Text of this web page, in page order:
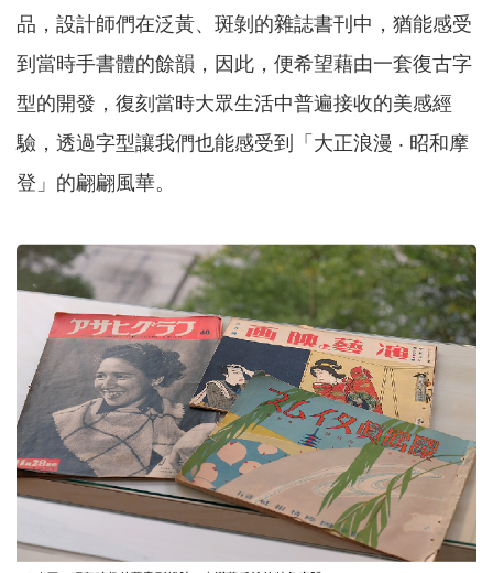
品，設計師們在泛黃、斑剝的雜誌書刊中，猶能感受
到當時手書體的餘韻，因此，便希望藉由一套復古字
型的開發，復刻當時大眾生活中普遍接收的美感經
驗，透過字型讓我們也能感受到「大正浪漫 ‧ 昭和摩
登」的翩翩風華。